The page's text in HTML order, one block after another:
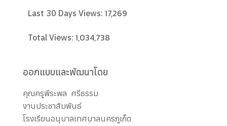
Last 30 Days Views: 17,269
Total Views: 1,034,738
ออกแบบและพัฒนาโดย
คุณครูพีระพล ศรีธรรม
งานประชาสัมพันธ์
โรงเรียนอนุบาลเทศบาลนครภูเก็ต